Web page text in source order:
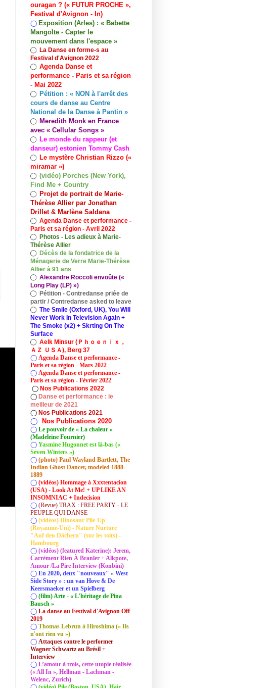
ouragan ? (« FUTUR PROCHE »,
Festival d'Avignon - In)
◯ Exposition (Arles) : « Babette
Mangolte - Capter le
mouvement dans l'espace »
◯ La Danse en forme-s au
Festival d'Avignon 2022
◯ Agenda Danse et
performance - Paris et sa région
- Mai 2022
◯ Pétition : « NON à l'arrêt des
cours de danse au Centre
National de la Danse à Pantin »
◯ Meredith Monk en France
avec « Cellular Songs »
◯ Le monde du rappeur (et
danseur) estonien Tommy Cash
◯ Le mystère Christian Rizzo («
miramar »)
◯ (vidéo) Porches (New York),
Find Me + Country
◯ Projet de portrait de Marie-
Thérèse Allier par Jonathan
Drillet & Marlène Saldana
◯ Agenda Danse et performance -
Paris et sa région - Avril 2022
◯ Photos - Les adieux à Marie-
Thérèse Allier
◯ Décès de la fondatrice de la
Ménagerie de Verre Marie-Thérèse
Allier à 91 ans
◯ Alexandre Roccoli envoûte («
Long Play (LP) »)
◯ Pétition - Contredanse priée de
partir / Contredanse asked to leave
◯ The Smile (Oxford, UK), You Will
Never Work In Television Again +
The Smoke (x2) + Skrting On The
Surface
◯ Aelk Minsur (Ｐｈｏｅｎｉｘ，
ＡＺ ＵＳＡ), Berg 37
◯ Agenda Danse et performance -
Paris et sa région - Mars 2022
◯ Agenda Danse et performance -
Paris et sa région - Février 2022
◯ Nos Publications 2022
◯ Danse et performance : le
meilleur de 2021
◯ Nos Publications 2021
◯ Nos Publications 2020
◯ Le pouvoir de « La chaleur »
(Madeleine Fournier)
◯ Yasmine Hugonnet est là-bas («
Seven Winters »)
◯ (photo) Paul Wayland Bartlett, The
Indian Ghost Dancer, modeled 1888-
1889
◯ (vidéos) Hommage à Xxxtentacion
(USA) - Look At Me! + UP LIKE AN
INSOMNIAC + Indecision
◯ (Revue) TRAX : FREE PARTY - LE
PEUPLE QUI DANSE
◯ (vidéos) Dinosaur Pile-Up
(Royaume-Uni) - Nature Nurture
"Auf den Dächern" (sur les toits) -
Hambourg
◯ (vidéos) (featured Katerine): Jerem,
Carrément Rien À Branler + Alkpote,
Amour /La Pire Interview (Konbini)
◯ En 2020, deux "nouveaux" « West
Side Story » : un van Hove & De
Keersmaeker et un Spielberg
◯ (film) Arte - « L'héritage de Pina
Bausch »
◯ La danse au Festival d'Avignon Off
2019
◯ Thomas Lebrun à Hiroshima (« Ils
n'ont rien vu »)
◯ Attaques contre le performer
Wagner Schwartz au Brésil +
Interview
◯ L’amour à trois, cette utopie réalisée
(« All In », Hellman - Lachman -
Welenc, Zurich)